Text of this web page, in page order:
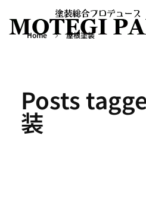
Home 屋根塗装
Posts
装